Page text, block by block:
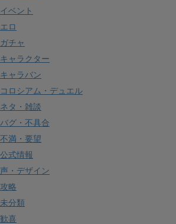
イベント
エロ
ガチャ
キャラクター
キャラバン
コロシアム・デュエル
ネタ・雑談
バグ・不具合
不満・要望
公式情報
声・デザイン
攻略
未分類
歓喜